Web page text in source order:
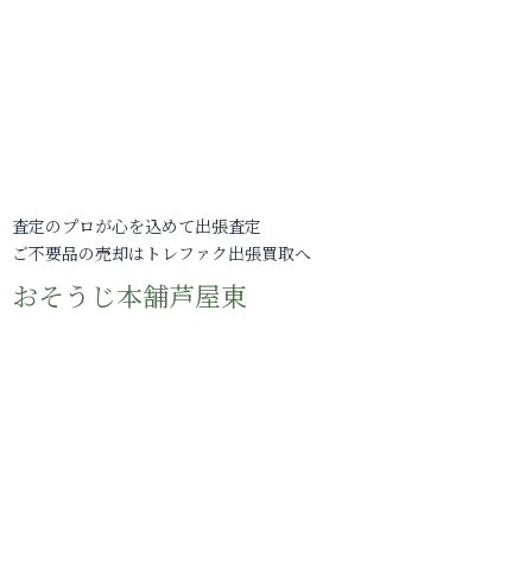
査定のプロが心を込めて出張査定
ご不要品の売却はトレファク出張買取へ
おそうじ本舗芦屋東